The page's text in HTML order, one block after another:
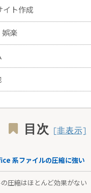
イト作成
楽
目次
系ファイルの圧縮に強い
圧縮はほとんど効果がない